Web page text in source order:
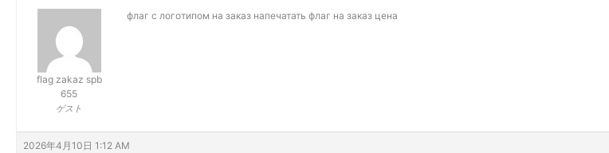
flag zakaz spb
655
ゲスト
флаг с логотипом на заказ напечатать флаг на заказ цена
2026年4月10日 1:12 AM